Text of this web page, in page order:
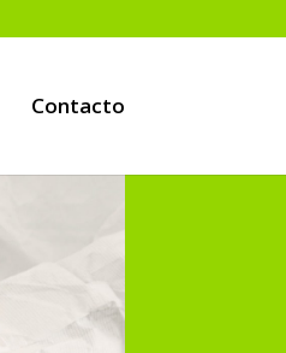
Contacto